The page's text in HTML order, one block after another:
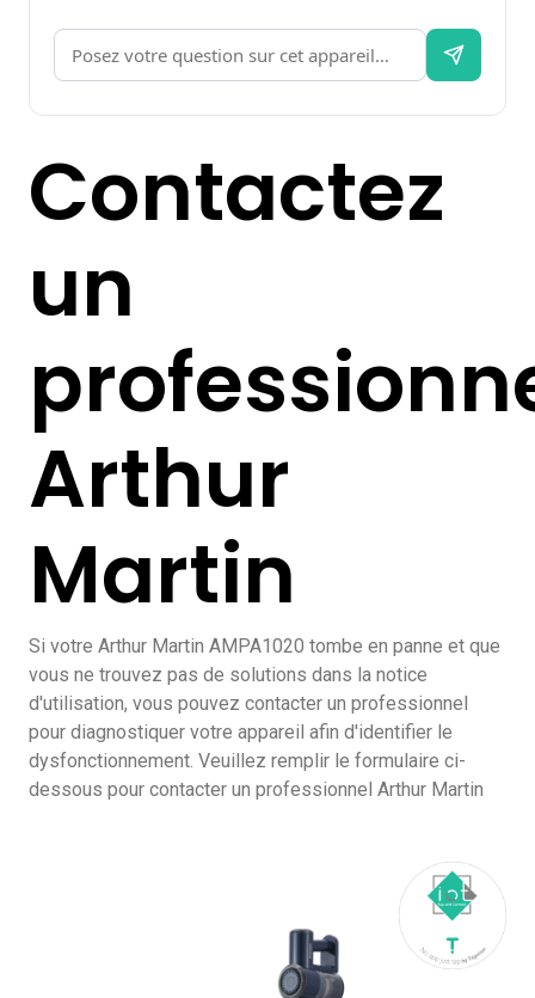
Contactez
un
Arthur
Martin
Si votre Arthur Martin AMPA1020 tombe en panne et que
vous ne trouvez pas de solutions dans la notice
d'utilisation, vous pouvez contacter un professionnel
pour diagnostiquer votre appareil afin d'identifier le
dysfonctionnement. Veuillez remplir le formulaire ci-
dessous pour contacter un professionnel Arthur Martin